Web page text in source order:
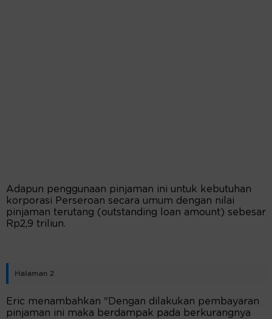
Adapun penggunaan pinjaman ini untuk kebutuhan
korporasi Perseroan secara umum dengan nilai
pinjaman terutang (outstanding loan amount) sebesar
Rp2,9 triliun.
Halaman 2
Eric menambahkan "Dengan dilakukan pembayaran
pinjaman ini maka berdampak pada berkurangnya